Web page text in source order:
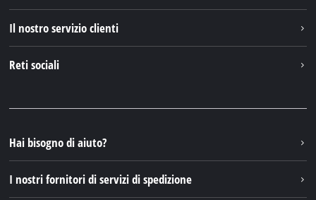
Einhell Germany AG
Il nostro servizio clienti
Reti sociali
Instagram
TikTok
Pinterest
Hai bisogno di aiuto?
I nostri fornitori di servizi di spedizione